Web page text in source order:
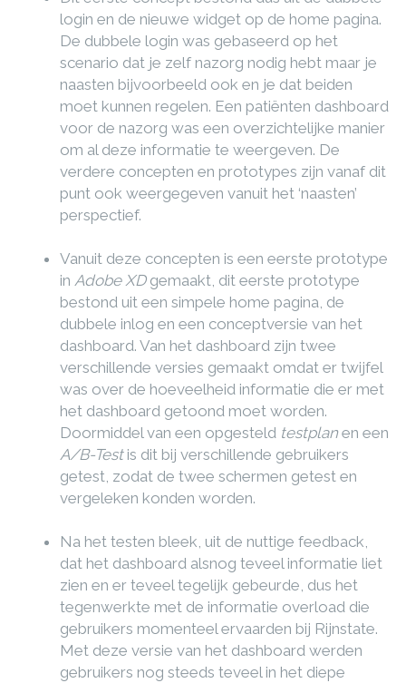
login en de nieuwe widget op de home pagina.
De dubbele login was gebaseerd op het
scenario dat je zelf nazorg nodig hebt maar je
naasten bijvoorbeeld ook en je dat beiden
moet kunnen regelen. Een patiënten dashboard
voor de nazorg was een overzichtelijke manier
om al deze informatie te weergeven. De
verdere concepten en prototypes zijn vanaf dit
punt ook weergegeven vanuit het ‘naasten’
perspectief.
Vanuit deze concepten is een eerste prototype
in Adobe XDgemaakt, dit eerste prototype
bestond uit een simpele home pagina, de
dubbele inlog en een conceptversie van het
dashboard. Van het dashboard zijn twee
verschillende versies gemaakt omdat er twijfel
was over de hoeveelheid informatie die er met
het dashboard getoond moet worden.
Doormiddel van een opgesteld testplanen een
A/B-Testis dit bij verschillende gebruikers
getest, zodat de twee schermen getest en
vergeleken konden worden.
Na het testen bleek, uit de nuttige feedback,
dat het dashboard alsnog teveel informatie liet
zien en er teveel tegelijk gebeurde, dus het
tegenwerkte met de informatie overload die
gebruikers momenteel ervaarden bij Rijnstate.
Met deze versie van het dashboard werden
gebruikers nog steeds teveel in het diepe